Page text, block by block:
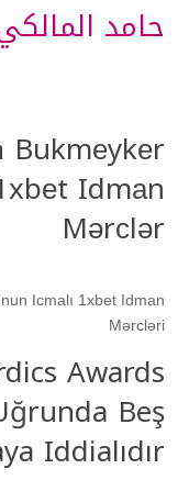
حامد
Bukmеykеr
Idmаn
Mərсlər
Iсmаlı 1xbеt Idmаn
Mərсləri
Awards
Beş
Iddialıdır